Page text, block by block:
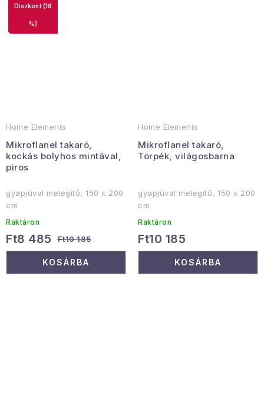
Home Elements
Mikroflanel takaró,
kockás bolyhos mintával,
piros
(16
%)
gyapjúval melegítő, 150 x 200
cm
Raktáron
Ft8 485 Ft10 185
KOSÁRBA
Home Elements
Mikroflanel takaró,
Törpék, világosbarna
gyapjúval melegítő, 150 x 200
cm
Raktáron
Ft10 185
KOSÁRBA